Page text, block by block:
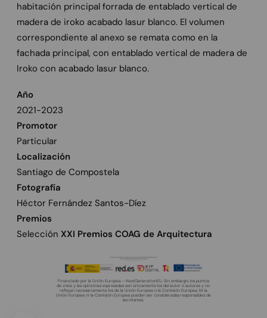
habitación principal forrada de entablado vertical de
madera de iroko acabado lasur blanco. El volumen
correspondiente al anexo se remata como en la
fachada principal, con entablado vertical de madera de
Iroko con acabado lasur blanco.
Año
2021-2023
Promotor
Particular
Localización
Santiago de Compostela
Fotografía
Héctor Fernández Santos-Díez
Premios
Selección XXI Premios COAG de Arquitectura
Financiado por la Unión Europea – NextGenerationEU. Sin embargo, los puntos
de vista y las opiniones expresadas son únicamente los del autor o autores y no
reflejan necesariamente los de la Unión Europea o la Comisión Europea. Ni la
Unión Europea ni la Comisión Europea pueden ser consideradas responsables de
las mismas.